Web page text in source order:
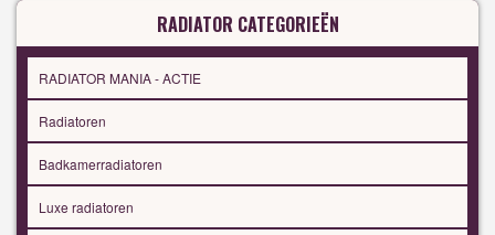
RADIATOR CATEGORIEËN
RADIATOR MANIA - ACTIE
Radiatoren
Badkamerradiatoren
Luxe radiatoren